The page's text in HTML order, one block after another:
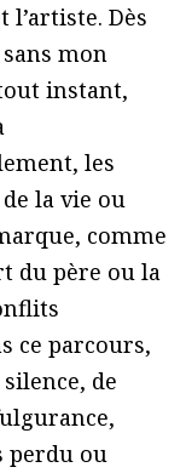
Dès
mon
instant,
les
la vie ou
comme
du père ou la
ce parcours,
de
perdu ou